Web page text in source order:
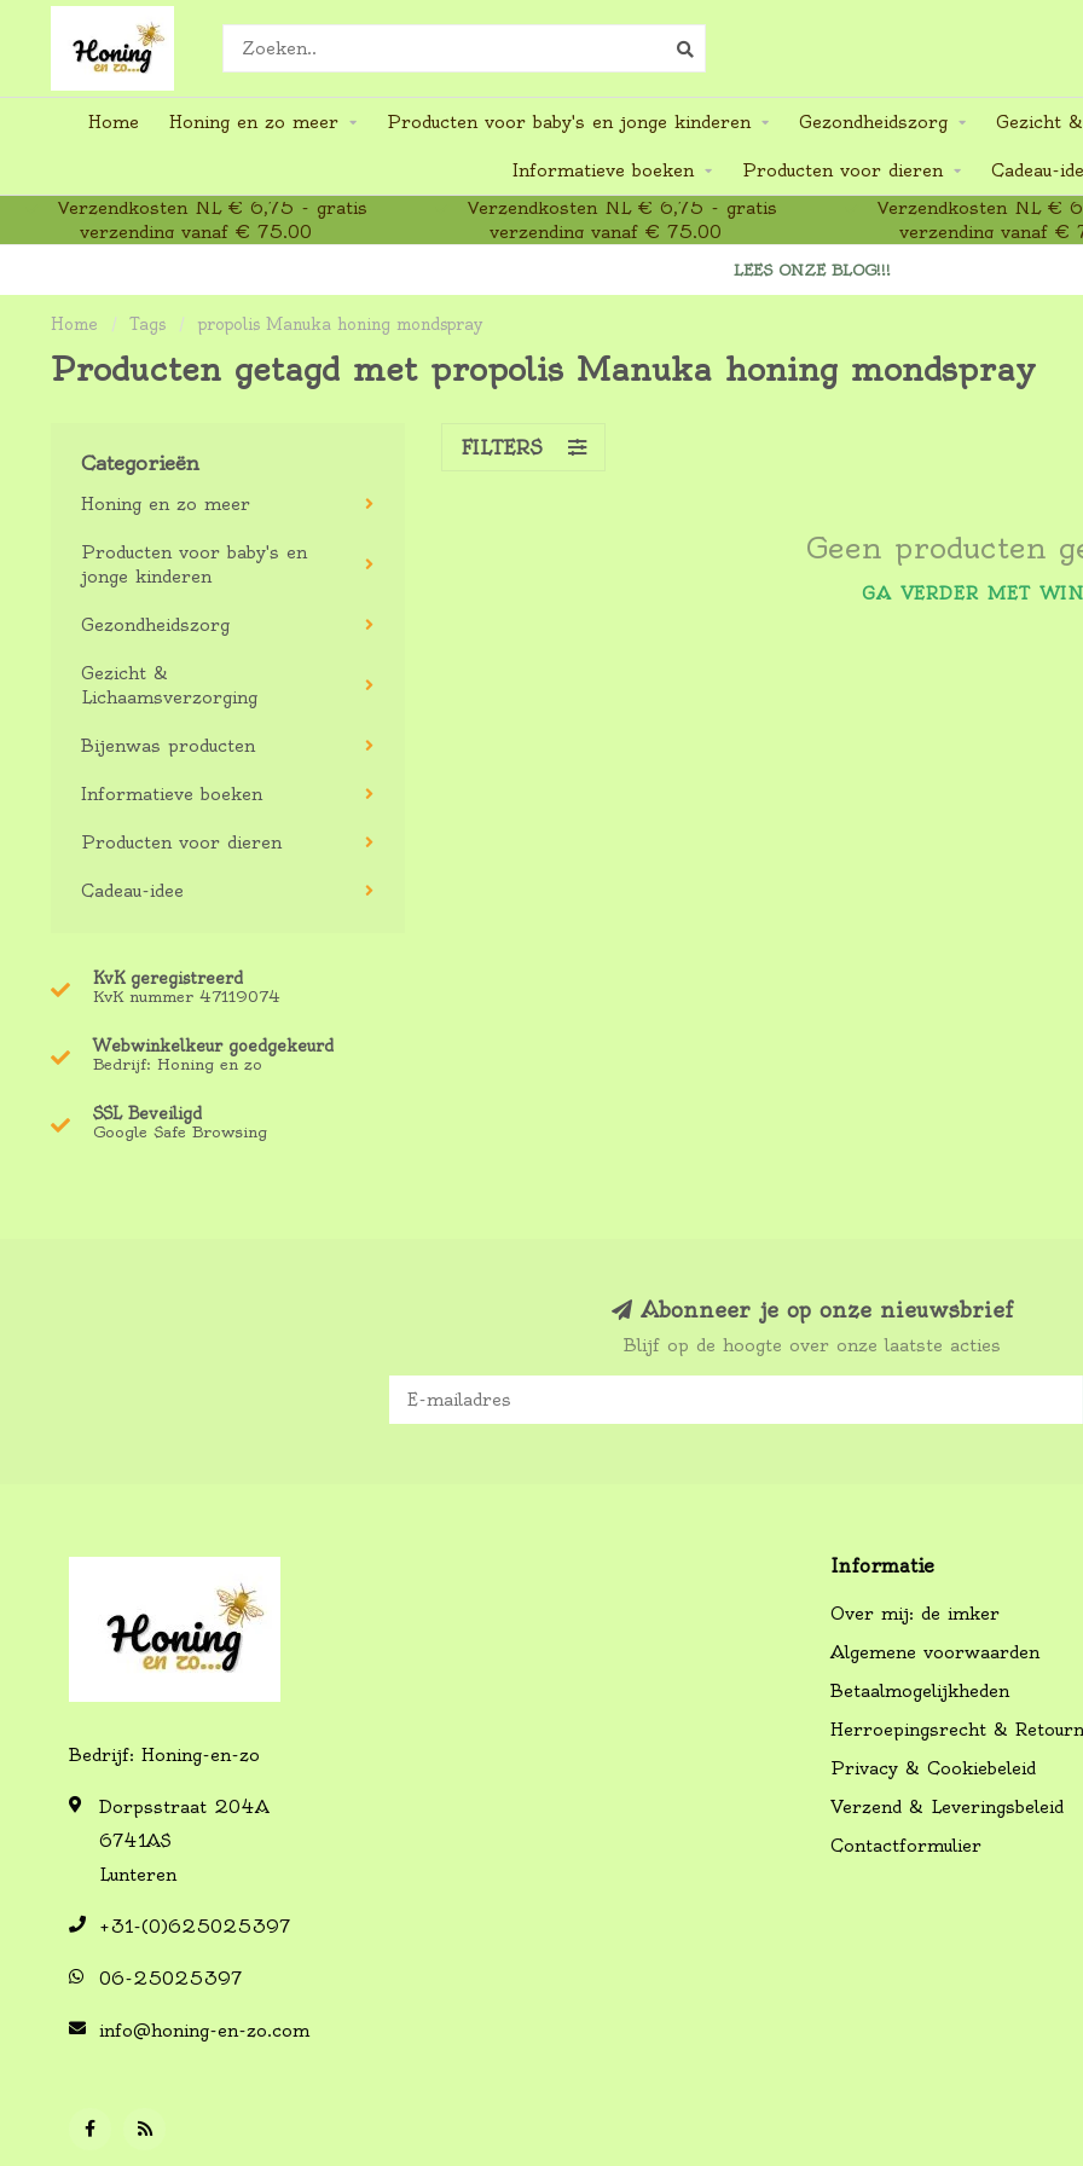
Home Honing en zo meer Producten voor baby's en jonge kinderen Gezondheidszorg Gezicht
Informatieve boeken Producten voor dieren
Cadeau-
Verzendkosten NL € 6,75 - gratis
verzending vanaf € 75,00
Verzendkosten NL € 6,75 - gratis
verzending vanaf € 75,00
Verzendkosten NL €
verzending vanaf €
LEES ONZE BLOG!!!
Home / Tags / propolis Manuka honing mondspray
Producten getagd met propolis Manuka honing mondspray
Categorieën
Honing en zo meer
Producten voor baby's en
jonge kinderen
Gezondheidszorg
Gezicht &
Lichaamsverzorging
Bijenwas producten
Informatieve boeken
Producten voor dieren
Cadeau-idee
KvK geregistreerd
KvK nummer 47119074
Webwinkelkeur goedgekeurd
Bedrijf: Honing en zo
SSL Beveiligd
Google Safe Browsing
FILTERS
Geen producten
GA VERDER MET
Abonneer je op onze nieuwsbrief
Blijf op de hoogte over onze laatste acties
Bedrijf: Honing-en-zo
Dorpsstraat 204A
6741AS
Lunteren
+31-(0)625025397
06-25025397
info@honing-en-zo.com
Informatie
Over mij: de imker
Algemene voorwaarden
Betaalmogelijkheden
Herroepingsrecht &
Privacy & Cookiebeleid
Verzend & Leveringsbeleid
Contactformulier